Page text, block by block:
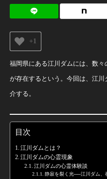
+1
福岡県にある江川ダムには、数
が存在するという。今回は、江
介する。
目次
江川ダムとは？
江川ダムの心霊現象
江川ダムの心霊体験談
静寂を裂く光──江川ダム、